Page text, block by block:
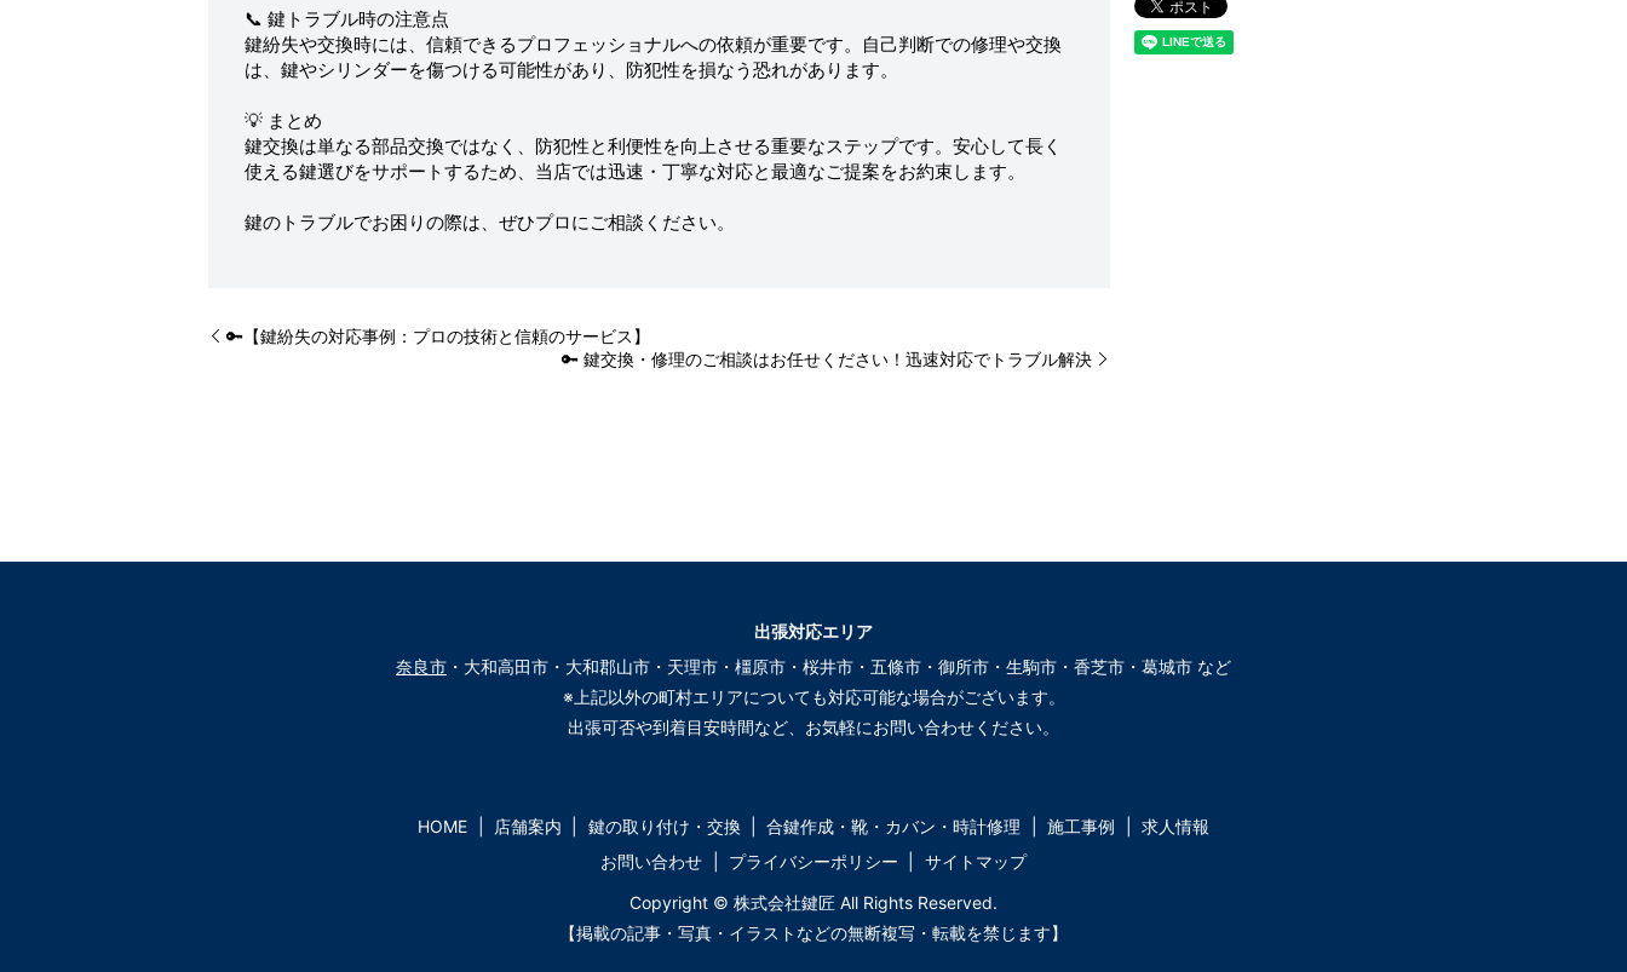
📞 鍵トラブル時の注意点
鍵紛失や交換時には、信頼できるプロフェッショナルへの依頼が重要です。自己判断での修理や交換
は、鍵やシリンダーを傷つける可能性があり、防犯性を損なう恐れがあります。
💡 まとめ
鍵交換は単なる部品交換ではなく、防犯性と利便性を向上させる重要なステップです。安心して長く
使える鍵選びをサポートするため、当店では迅速・丁寧な対応と最適なご提案をお約束します。
鍵のトラブルでお困りの際は、ぜひプロにご相談ください。
🔑【鍵紛失の対応事例：プロの技術と信頼のサービス】
🔑 鍵交換・修理のご相談はお任せください！迅速対応でトラブル解決
出張対応エリア
奈良市 ・大和高田市・大和郡山市・天理市・橿原市・桜井市・五條市・御所市・生駒市・香芝市・葛城市 など
※上記以外の町村エリアについても対応可能な場合がございます。
出張可否や到着目安時間など、お気軽にお問い合わせください。
HOME 店舗案内 鍵の取り付け・交換 合鍵作成・靴・カバン・時計修理 施工事例
求人情報
お問い合わせ
プライバシーポリシー サイトマップ
Copyright © 株式会社鍵匠 All Rights Reserved.
【掲載の記事・写真・イラストなどの無断複写・転載を禁じます】